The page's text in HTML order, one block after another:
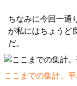
ちなみに今回一通
が私にはちょうど
だ。
ここまでの集計。